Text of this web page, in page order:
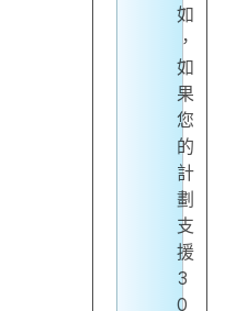
如
，
如
果
您
的
計
劃
支
援
3
0